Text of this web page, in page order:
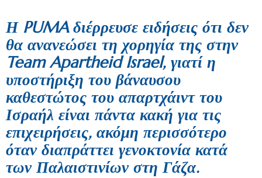
Η PUMA διέρρευσε ειδήσεις ότι δεν
θα ανανεώσει τη χορηγία της στην
Team Apartheid Israel, γιατί η
υποστήριξη του βάναυσου
καθεστώτος του απαρτχάιντ του
Ισραήλ είναι πάντα κακή για τις
επιχειρήσεις, ακόμη περισσότερο
όταν διαπράττει γενοκτονία κατά
των Παλαιστινίων στη Γάζα.